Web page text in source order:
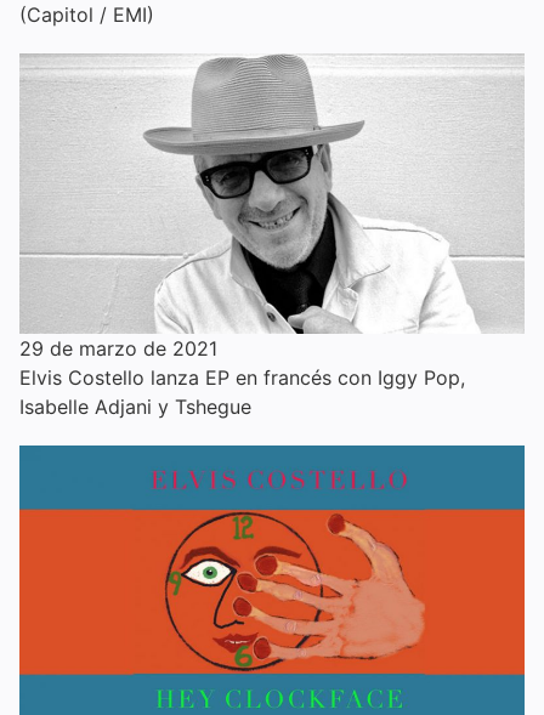
(Capitol / EMI)
29 de marzo de 2021
Elvis Costello lanza EP en francés con Iggy Pop,
Isabelle Adjani y Tshegue